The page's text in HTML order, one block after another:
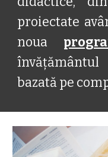
proiectate
noua
bazată pe